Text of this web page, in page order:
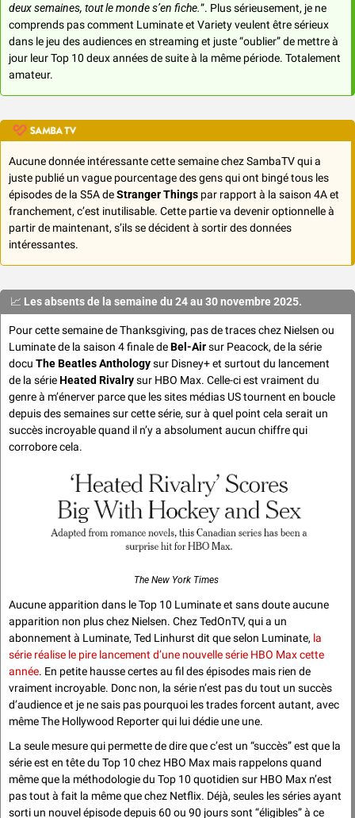
deux semaines, tout le monde s’en fiche.”. Plus sérieusement, je ne
comprends pas comment Luminate et Variety veulent être sérieux
dans le jeu des audiences en streaming et juste “oublier” de mettre à
jour leur Top 10 deux années de suite à la même période. Totalement
amateur.
Aucune donnée intéressante cette semaine chez SambaTV qui a
juste publié un vague pourcentage des gens qui ont bingé tous les
épisodes de la S5A de Stranger Things par rapport à la saison 4A et
franchement, c’est inutilisable. Cette partie va devenir optionnelle à
partir de maintenant, s’ils se décident à sortir des données
intéressantes.
📈 Les absents de la semaine du 24 au 30 novembre 2025.
Pour cette semaine de Thanksgiving, pas de traces chez Nielsen ou
Luminate de la saison 4 finale de Bel-Air sur Peacock, de la série
docu The Beatles Anthology sur Disney+ et surtout du lancement
de la série Heated Rivalry sur HBO Max. Celle-ci est vraiment du
genre à m’énerver parce que les sites médias US tournent en boucle
depuis des semaines sur cette série, sur à quel point cela serait un
succès incroyable quand il n’y a absolument aucun chiffre qui
corrobore cela.
The New York Times
Aucune apparition dans le Top 10 Luminate et sans doute aucune
apparition non plus chez Nielsen. Chez TedOnTV, qui a un
abonnement à Luminate, Ted Linhurst dit que selon Luminate, la
série réalise le pire lancement d’une nouvelle série HBO Max cette
année. En petite hausse certes au fil des épisodes mais rien de
vraiment incroyable. Donc non, la série n’est pas du tout un succès
d’audience et je ne sais pas pourquoi les trades forcent autant, avec
même The Hollywood Reporter qui lui dédie une une.
La seule mesure qui permette de dire que c’est un “succès” est que la
série est en tête du Top 10 chez HBO Max mais rappelons quand
même que la méthodologie du Top 10 quotidien sur HBO Max n’est
pas tout à fait la même que chez Netflix. Déjà, seules les séries ayant
sorti un nouvel épisode depuis 60 ou 90 jours sont “éligibles” à ce